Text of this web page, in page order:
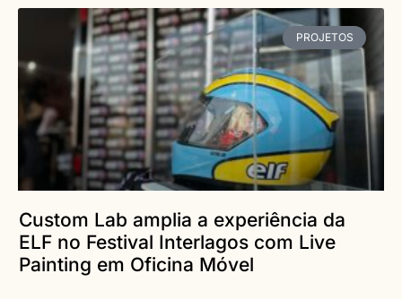
PROJETOS
Custom Lab amplia a experiência da
ELF no Festival Interlagos com Live
Painting em Oficina Móvel